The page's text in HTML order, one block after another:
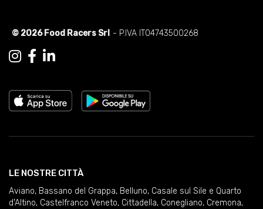
© 2026 Food Racers Srl - P.IVA IT04743500268
LE NOSTRE CITTÀ
Aviano, Bassano del Grappa, Belluno, Casale sul Sile e Quarto
d'Altino, Castelfranco Veneto, Cittadella, Conegliano, Cremona,